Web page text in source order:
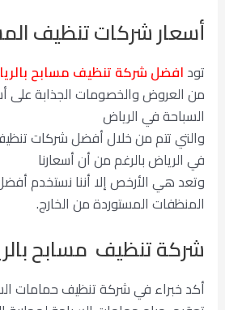
أسعار شركات تنظيف
تود افضل شركة تنظيف مسابح
من العروض والخصومات الجذابة على
السباحة في الرياض
والتي تتم من خلال أفضل شركات
في الرياض بالرغم من أن أسعارنا
وتعد هي الأرخص إلا أننا نستخدم
المنظفات المستوردة من الخارج.
شركة تنظيف مسابح
أكد خبراء في شركة تنظيف حمامات